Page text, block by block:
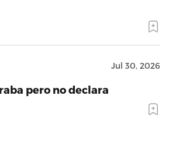
Jul 30, 2026
pero no declara